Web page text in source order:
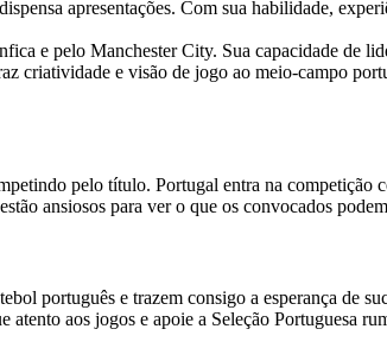
apresentações. Com sua habilidade,
e pelo Manchester City. Sua capacidade de
criatividade e visão de jogo ao meio-campo
pelo título. Portugal entra na competição
ansiosos para ver o que os convocados
português e trazem consigo a esperança de
atento aos jogos e apoie a Seleção Portuguesa